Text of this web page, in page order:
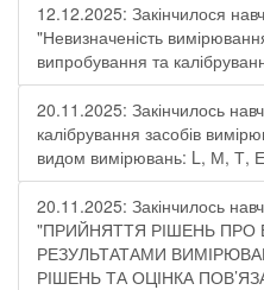
12.12.2025: Закінчилося
"Невизначеність
випробування та
20.11.2025: Закінчилось
калібрування засобів
видом вимірювань: L, М, Т,
20.11.2025: Закінчилось
"ПРИЙНЯТТЯ РІШЕНЬ ПРО
РЕЗУЛЬТАТАМИ
РІШЕНЬ ТА ОЦІНКА